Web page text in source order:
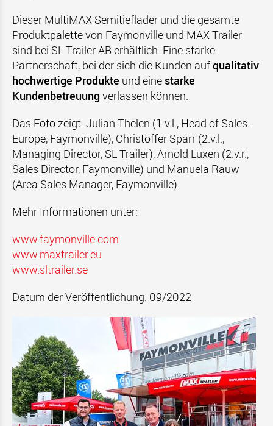
Dieser MultiMAX Semitieflader und die gesamte
Produktpalette von Faymonville und MAX Trailer
sind bei SL Trailer AB erhältlich. Eine starke
Partnerschaft, bei der sich die Kunden aufqualitativ
hochwertige Produkte und einestarke
Kundenbetreuung verlassen können.
Das Foto zeigt: Julian Thelen (1.v.l., Head of Sales -
Europe, Faymonville), Christoffer Sparr (2.v.l.,
Managing Director, SL Trailer), Arnold Luxen (2.v.r.,
Sales Director, Faymonville) und Manuela Rauw
(Area Sales Manager, Faymonville).
Mehr Informationen unter:
www.faymonville.com
www.maxtrailer.eu
www.sltrailer.se
Datum der Veröffentlichung: 09/2022